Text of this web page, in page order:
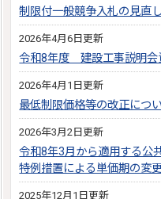
制限付一般競争入札の見直
2026年4月6日更新
令和8年度 建設工事説明会
2026年4月1日更新
最低制限価格等の改正につ
2026年3月2日更新
令和8年3月から適用する公
特例措置による単価期の変
2025年12月1日更新